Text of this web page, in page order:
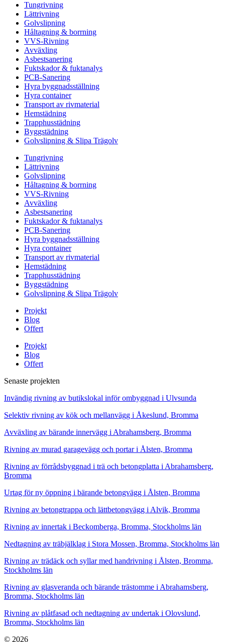
Tungrivning
Lättrivning
Golvslipning
Håltagning & borrning
VVS-Rivning
Avväxling
Asbestsanering
Fuktskador & fuktanalys
PCB-Sanering
Hyra byggnadsställning
Hyra container
Transport av rivmaterial
Hemstädning
Trapphusstädning
Byggstädning
Golvslipning & Slipa Trägolv
Tungrivning
Lättrivning
Golvslipning
Håltagning & borrning
VVS-Rivning
Avväxling
Asbestsanering
Fuktskador & fuktanalys
PCB-Sanering
Hyra byggnadsställning
Hyra container
Transport av rivmaterial
Hemstädning
Trapphusstädning
Byggstädning
Golvslipning & Slipa Trägolv
Projekt
Blog
Offert
Projekt
Blog
Offert
Senaste projekten
Invändig rivning av butikslokal inför ombyggnad i Ulvsunda
Selektiv rivning av kök och mellanvägg i Åkeslund, Bromma
Avväxling av bärande innervägg i Abrahamsberg, Bromma
Rivning av murad garagevägg och portar i Ålsten, Bromma
Rivning av förrådsbyggnad i trä och betongplatta i Abrahamsberg,
Bromma
Urtag för ny öppning i bärande betongvägg i Ålsten, Bromma
Rivning av betongtrappa och lättbetongvägg i Alvik, Bromma
Rivning av innertak i Beckomberga, Bromma, Stockholms län
Nedtagning av träbjälklag i Stora Mossen, Bromma, Stockholms län
Rivning av trädäck och syllar med handrivning i Ålsten, Bromma,
Stockholms län
Rivning av glasveranda och bärande trästomme i Abrahamsberg,
Bromma, Stockholms län
Rivning av plåtfasad och nedtagning av undertak i Olovslund,
Bromma, Stockholms län
© 2026